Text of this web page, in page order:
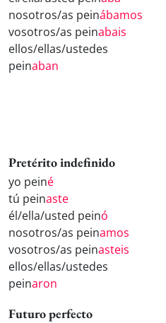
nosotros/as peinábamos
vosotros/as peinabais
ellos/ellas/ustedes
peinaban
Pretérito indefinido
yo peiné
tú peinaste
él/ella/usted peinó
nosotros/as peinamos
vosotros/as peinasteis
ellos/ellas/ustedes
peinaron
Futuro perfecto